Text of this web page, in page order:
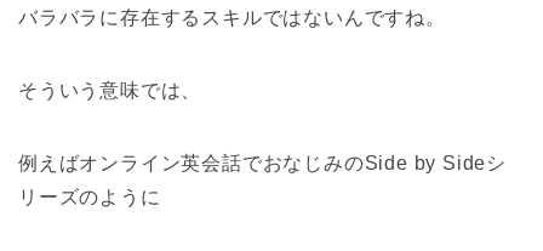
バラバラに存在するスキルではないんですね。
そういう意味では、
例えばオンライン英会話でおなじみのSide by Sideシ
リーズのように